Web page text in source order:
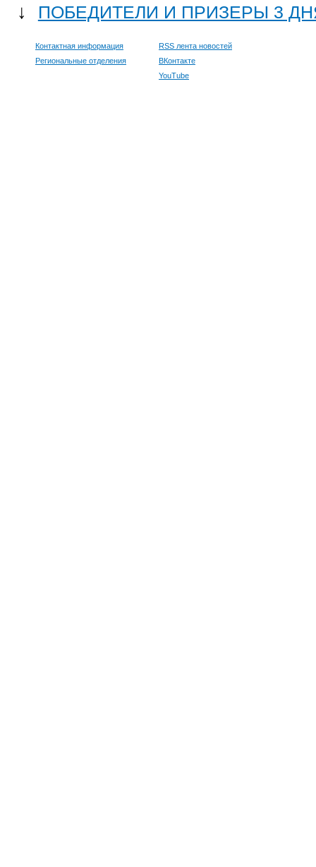
↓ ПОБЕДИТЕЛИ И ПРИЗЕРЫ 3
Контактная информация
Региональные отделения
RSS лента новостей
ВКонтакте
YouTube